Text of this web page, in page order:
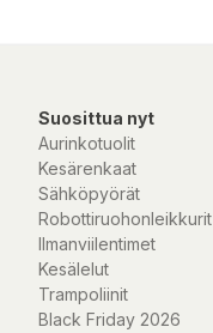
Suosittua nyt
Aurinkotuolit
Kesärenkaat
Sähköpyörät
Robottiruohonleikkurit
Ilmanviilentimet
Kesälelut
Trampoliinit
Black Friday 2026